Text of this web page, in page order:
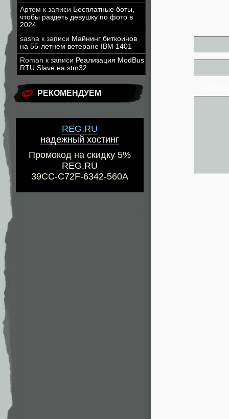
Артем к записи Бесплатные боты,
чтобы раздеть девушку по фото в
2024
sasha к записи Майнинг биткоинов
на 55-летнем ветеране IBM 1401
Roman к записи Реализация ModBus
RTU Slave на stm32
РЕКОМЕНДУЕМ
REG.RU
надежный хостинг
Промокод на скидку 5%
REG.RU
39CC-C72F-6342-560A